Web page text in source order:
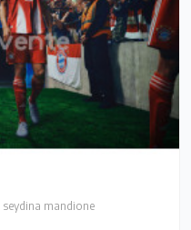
seydina mandione